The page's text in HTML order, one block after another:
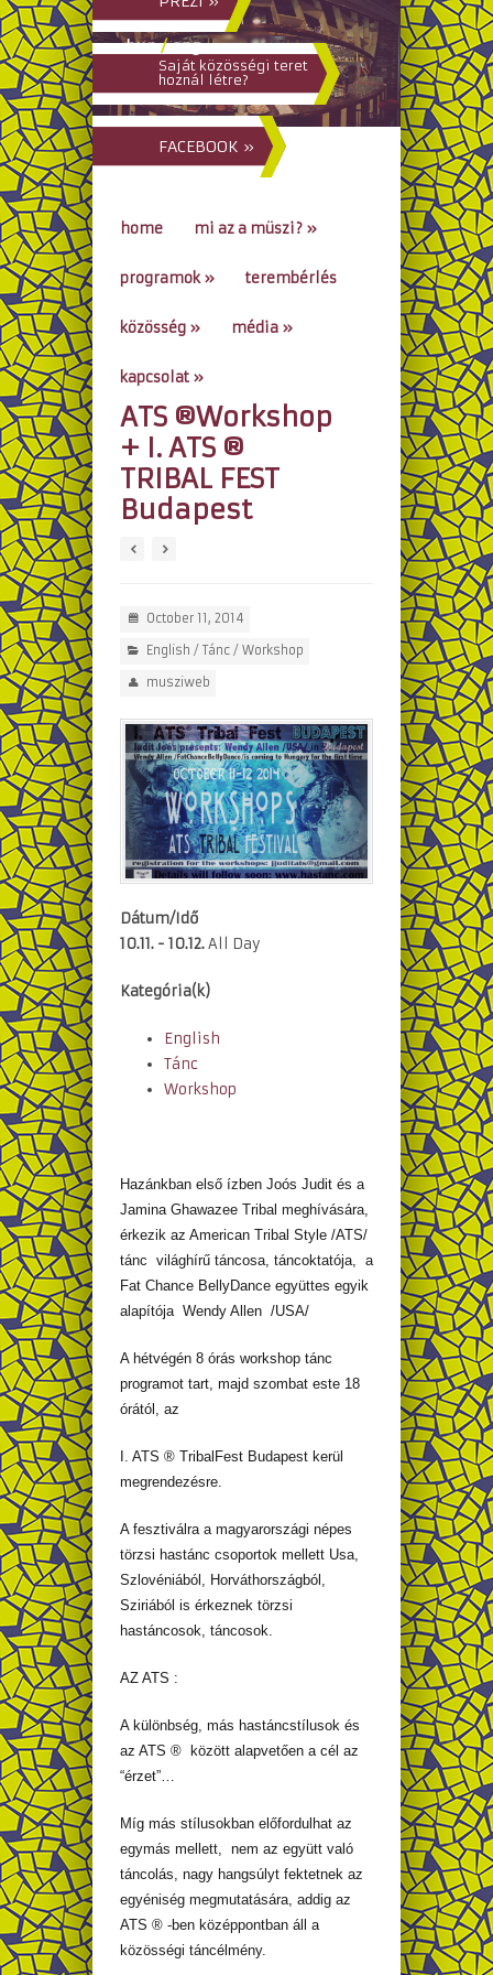
hun/eng
Saját közösségi teret
hoznál létre?
FACEBOOK »
home mi az a müszi? »
programok» terembérlés
közösség » média »
kapcsolat »
go to...
ATS ®Workshop
+ I. ATS ®
TRIBAL FEST
Budapest
October 11, 2014
English / Tánc/ Workshop
musziweb
Dátum/Idő
10.11. - 10.12.All Day
Kategória(k)
English
Tánc
Workshop
Hazánkban első ízben Joós Judit és a
Jamina Ghawazee Tribal meghívására,
érkezik az American Tribal Style /ATS/
tánc világhírű táncosa, táncoktatója, a
Fat Chance BellyDance együttes egyik
alapítója Wendy Allen /USA/
A hétvégén 8 órás workshop tánc
programot tart, majd szombat este 18
órától, az
I. ATS ® TribalFest Budapest kerül
megrendezésre.
A fesztiválra a magyarországi népes
törzsi hastánc csoportok mellett Usa,
Szlovéniából, Horváthországból,
Sziriából is érkeznek törzsi
hastáncosok, táncosok.
AZ ATS :
A különbség, más hastáncstílusok és
az ATS ® között alapvetően a cél az
“érzet”…
Míg más stílusokban előfordulhat az
egymás mellett, nem az együtt való
táncolás, nagy hangsúlyt fektetnek az
egyéniség megmutatására, addig az
ATS ® -ben középpontban áll a
közösségi táncélmény.